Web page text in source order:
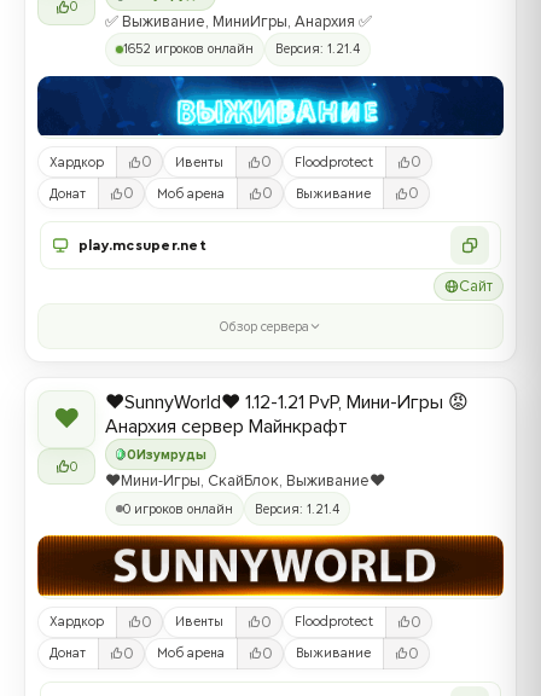
0
✅ Выживание, МиниИгры, Анархия ✅
1652 игроков онлайн Версия: 1.21.4
Хардкор 0 Ивенты 0 Floodprotect 0
Донат 0 Моб арена 0 Выживание 0
play.mcsuper.net
Сайт
Обзор сервера
❤
0
0Изумруды
❤️SunnyWorld❤️ 1.12-1.21 PvP, Мини-Игры 😡
Анархия сервер Майнкрафт
❤️Мини-Игры, СкайБлок, Выживание❤️
0 игроков онлайн Версия: 1.21.4
Хардкор 0 Ивенты 0 Floodprotect 0
Донат 0 Моб арена 0 Выживание 0